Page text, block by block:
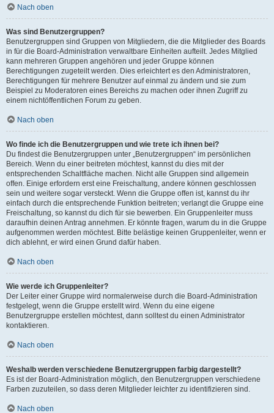
Nach oben
Was sind Benutzergruppen?
Benutzergruppen sind Gruppen von Mitgliedern, die die Mitglieder des Boards
in für die Board-Administration verwaltbare Einheiten aufteilt. Jedes Mitglied
kann mehreren Gruppen angehören und jeder Gruppe können
Berechtigungen zugeteilt werden. Dies erleichtert es den Administratoren,
Berechtigungen für mehrere Benutzer auf einmal zu ändern und sie zum
Beispiel zu Moderatoren eines Bereichs zu machen oder ihnen Zugriff zu
einem nichtöffentlichen Forum zu geben.
Nach oben
Wo finde ich die Benutzergruppen und wie trete ich ihnen bei?
Du findest die Benutzergruppen unter „Benutzergruppen“ im persönlichen
Bereich. Wenn du einer beitreten möchtest, kannst du dies mit der
entsprechenden Schaltfläche machen. Nicht alle Gruppen sind allgemein
offen. Einige erfordern erst eine Freischaltung, andere können geschlossen
sein und weitere sogar versteckt. Wenn die Gruppe offen ist, kannst du ihr
einfach durch die entsprechende Funktion beitreten; verlangt die Gruppe eine
Freischaltung, so kannst du dich für sie bewerben. Ein Gruppenleiter muss
daraufhin deinen Antrag annehmen. Er könnte fragen, warum du in die Gruppe
aufgenommen werden möchtest. Bitte belästige keinen Gruppenleiter, wenn er
dich ablehnt, er wird einen Grund dafür haben.
Nach oben
Wie werde ich Gruppenleiter?
Der Leiter einer Gruppe wird normalerweise durch die Board-Administration
festgelegt, wenn die Gruppe erstellt wird. Wenn du eine eigene
Benutzergruppe erstellen möchtest, dann solltest du einen Administrator
kontaktieren.
Nach oben
Weshalb werden verschiedene Benutzergruppen farbig dargestellt?
Es ist der Board-Administration möglich, den Benutzergruppen verschiedene
Farben zuzuteilen, so dass deren Mitglieder leichter zu identifizieren sind.
Nach oben